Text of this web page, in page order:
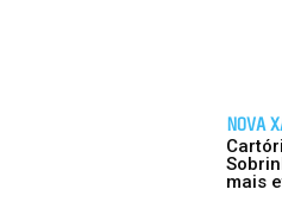
NOVA
mais